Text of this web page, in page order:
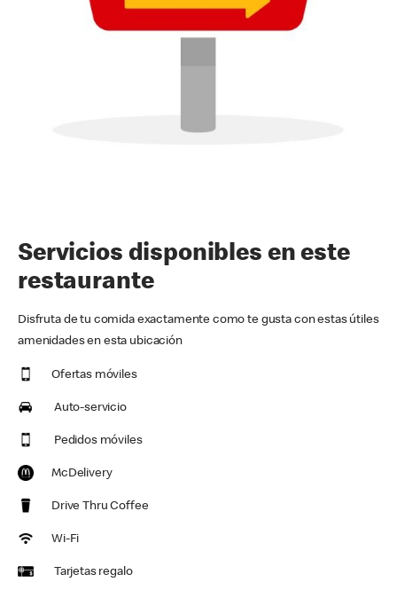
Servicios disponibles en este
restaurante
Disfruta de tu comida exactamente como te gusta con estas útiles
amenidades en esta ubicación
Ofertas móviles
Auto-servicio
Pedidos móviles
McDelivery
Drive Thru Coffee
Wi-Fi
Tarjetas regalo